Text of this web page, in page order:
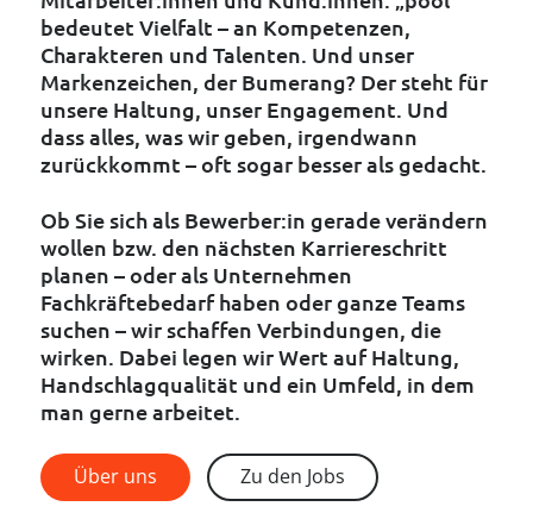
bedeutet Vielfalt – an Kompetenzen,
Charakteren und Talenten. Und unser
Markenzeichen, der Bumerang? Der steht für
unsere Haltung, unser Engagement. Und
dass alles, was wir geben, irgendwann
zurückkommt – oft sogar besser als gedacht.
Ob Sie sich als Bewerber:in gerade verändern
wollen bzw. den nächsten Karriereschritt
planen – oder als Unternehmen
Fachkräftebedarf haben oder ganze Teams
suchen – wir schaffen Verbindungen, die
wirken. Dabei legen wir Wert auf Haltung,
Handschlagqualität und ein Umfeld, in dem
man gerne arbeitet.
Über uns Zu den Jobs